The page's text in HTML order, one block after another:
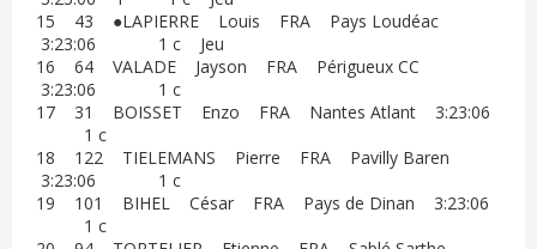
15 43 ●LAPIERRE Louis FRA Pays Loudéac
3:23:06 1 c Jeu
16 64 VALADE Jayson FRA Périgueux CC
3:23:06 1 c
17 31 BOISSET Enzo FRA Nantes Atlant 3:23:06
1 c
18 122 TIELEMANS Pierre FRA Pavilly Baren
3:23:06 1 c
19 101 BIHEL César FRA Pays de Dinan 3:23:06
1 c